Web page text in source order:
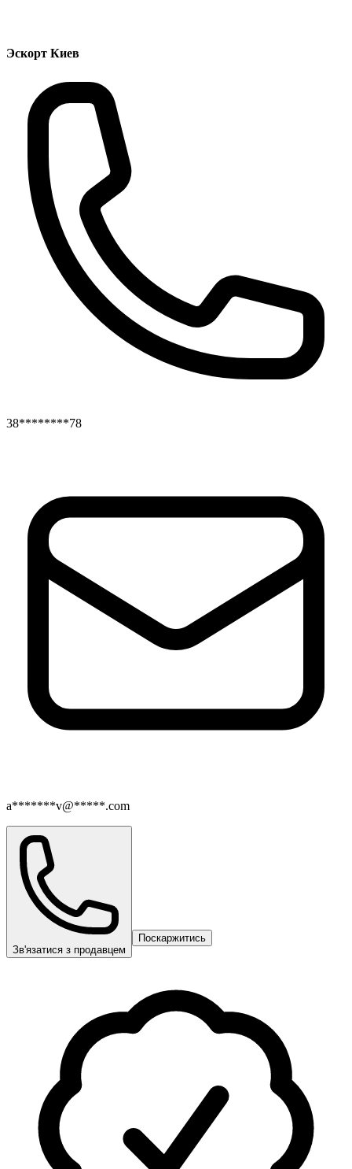
Эскорт Киев
38********78
a*******v@*****.com
Зв'язатися з продавцем
Поскаржитись